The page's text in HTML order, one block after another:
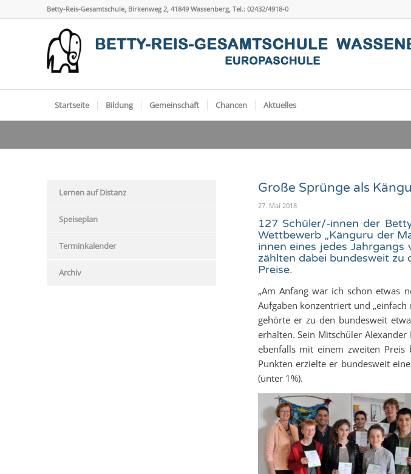
Betty-Reis-Gesamtschule, Birkenweg 2, 41849 Wassenberg, Tel.: 02432/4918-0
Startseite Bildung Gemeinschaft Chancen Aktuelles
Große Sprünge als
27. Mai 2018
127 Schüler/-innen der
Wettbewerb „Känguru der
innen eines jedes
zählten dabei bundesweit zu
Preise.
„Am Anfang war ich schon etwas
Aufgaben konzentriert und
gehörte er zu den bundesweit
erhalten. Sein Mitschüler
ebenfalls mit einem zweiten
Punkten erzielte er bundesweit
(unter 1%).
Lernen auf Distanz
Speiseplan
Terminkalender
Archiv